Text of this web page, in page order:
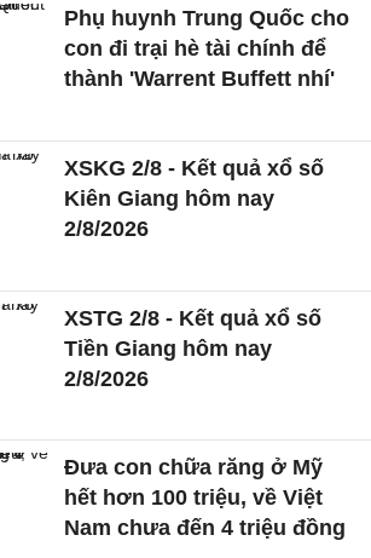
Phụ huynh Trung Quốc cho
con đi trại hè tài chính để
thành 'Warrent Buffett nhí'
XSKG 2/8 - Kết quả xổ số
Kiên Giang hôm nay
2/8/2026
XSTG 2/8 - Kết quả xổ số
Tiền Giang hôm nay
2/8/2026
Đưa con chữa răng ở Mỹ
hết hơn 100 triệu, về Việt
Nam chưa đến 4 triệu đồng